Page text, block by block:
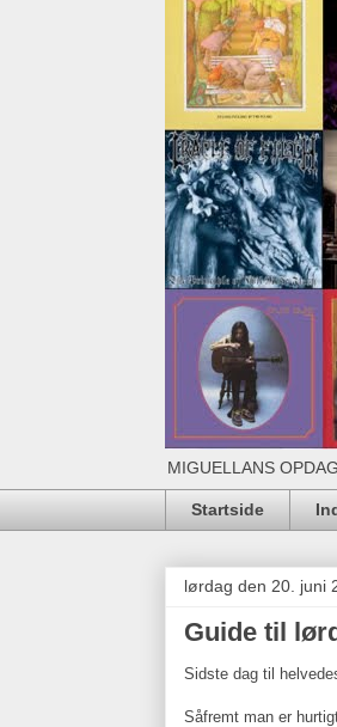
MIGUELLANS
Startside
lørdag den 20. juni
Guide til
Sidste dag til
Såfremt man er